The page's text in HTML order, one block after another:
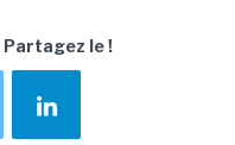
Partagez le !